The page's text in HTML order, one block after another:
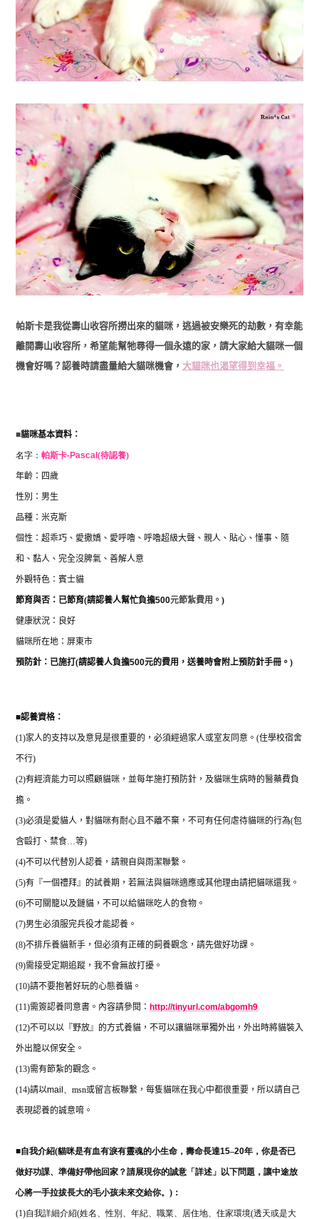
帕斯卡是我從壽山收容所撈出來的貓咪，逃過被安樂死的劫數，有幸能
離開壽山收容所，希望能幫牠尋得一個永遠的家，請大家給大貓咪一個
機會好嗎？認養時請盡量給大貓咪機會， 大貓咪也渴望得到幸福。
■貓咪基本資料：
名字： 帕斯卡-Pascal (待認養)
年齡：四歲
性別：男生
品種：米克斯
個性： 超乖巧、愛撒嬌、愛呼嚕、呼嚕超級大聲、親人、貼心、懂事、隨
和、黏人、完全沒脾氣、善解人意
外觀特色：賓士貓
節育與否： 已節育(請認養人幫忙負擔500元節紮費用。 )
健康狀況：良好
貓咪所在地：屏東市
預防針：已施打 (請認養人負擔500元的費用，送養時會附上預防針手冊。 )
■認養資格：
(1)家人的支持以及意見是很重要的，必須經過家人或室友同意。 (住學校宿舍
不行)
(2)有經濟能力可以照顧貓咪，並每年施打預防針，及貓咪生病時的醫藥費負
擔。
(3)必須是愛貓人，對貓咪有耐心且不離不棄，不可有任何虐待貓咪的行為(包
含毆打、禁食… 等)
(4)不可以代替別人認養，請親自與雨潔聯繫。
(5)有『一個禮拜』的試養期，若無法與貓咪適應或其他理由請把貓咪還我。
(6)不可關籠以及鏈貓，不可以給貓咪吃人的食物。
(7)男生必須服完兵役才能認養。
(8)不排斥養貓新手，但必須有正確的飼養觀念，請先做好功課。
(9)需接受定期追蹤，我不會無故打擾。
(10)請不要抱著好玩的心態養貓。
(11)需簽認養同意書。內容請參閱： http://tinyurl.com/abgomh9
(12)不可以以『野放』的方式養貓，不可以讓貓咪單獨外出，外出時將貓裝入
外出籠以保安全。
(13)需有節紮的觀念。
(14)請以mail msn或留言板聯繫，每隻貓咪在我心中都很重要，所以請自己
表現認養的誠意唷。
■自我介紹(貓咪是有血有淚有靈魂的小生命，壽命長達15–20年，你是否已
做好功課、準備好帶他回家？請展現你的誠意「詳述」以下問題，讓中途放
心將一手拉拔長大的毛小孩未來交給你。)：
(1)自我詳細介紹(姓名、性別、年紀、職業、居住地、住家環境(透天或是大